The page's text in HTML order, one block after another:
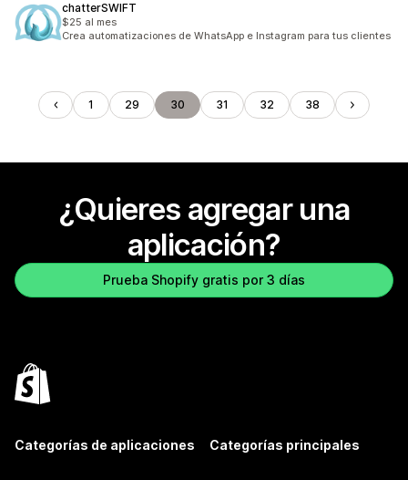
chatterSWIFT
$25 al mes
Crea automatizaciones de WhatsApp e Instagram para tus clientes
1 29 30 31 32 38
¿Quieres agregar una
aplicación?
Prueba Shopify gratis por 3 días
Categorías de aplicaciones Categorías principales